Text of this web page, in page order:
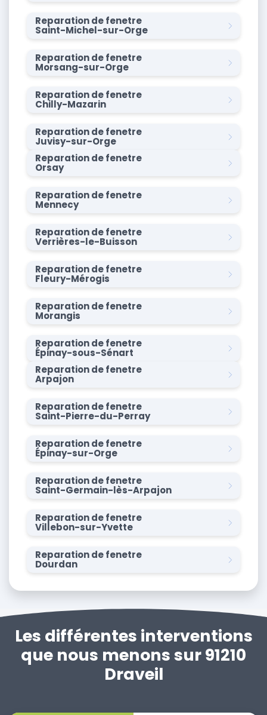
Reparation de fenetre
Saint-Michel-sur-Orge
Reparation de fenetre
Morsang-sur-Orge
Reparation de fenetre
Chilly-Mazarin
Reparation de fenetre
Juvisy-sur-Orge
Reparation de fenetre
Orsay
Reparation de fenetre
Mennecy
Reparation de fenetre
Verrières-le-Buisson
Reparation de fenetre
Fleury-Mérogis
Reparation de fenetre
Morangis
Reparation de fenetre
Épinay-sous-Sénart
Reparation de fenetre
Arpajon
Reparation de fenetre
Saint-Pierre-du-Perray
Reparation de fenetre
Épinay-sur-Orge
Reparation de fenetre
Saint-Germain-lès-Arpajon
Reparation de fenetre
Villebon-sur-Yvette
Reparation de fenetre
Dourdan
Les différentes interventions
que nous menons sur 91210
Draveil